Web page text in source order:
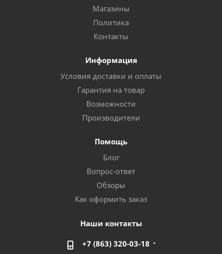
Магазины
Политика
Контакты
Информация
Условия доставки и оплаты
Гарантия на товар
Возможности
Производители
Помощь
Блог
Вопрос-ответ
Обзоры
Как оформить заказ
Наши контакты
+7 (863) 320-03-18